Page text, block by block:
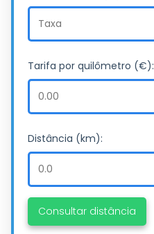
Tarifa por quilômetro (€):
Distância (km):
Consultar distância